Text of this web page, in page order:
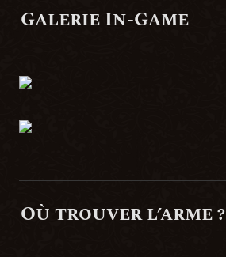
Galerie In-Game
Où trouver l’arme ?